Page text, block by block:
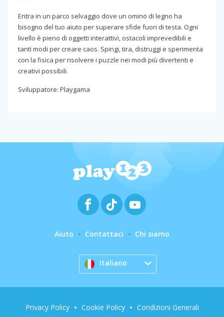
Entra in un parco selvaggio dove un omino di legno ha
bisogno del tuo aiuto per superare sfide fuori di testa. Ogni
livello è pieno di oggetti interattivi, ostacoli imprevedibili e
tanti modi per creare caos. Spingi, tira, distruggi e sperimenta
con la fisica per risolvere i puzzle nei modi più divertenti e
creativi possibili.
Sviluppatore: Playgama
Aiuto Contattaci Chi siamo
Italiano
Privacy Policy Cookie Policy Condizioni Generali